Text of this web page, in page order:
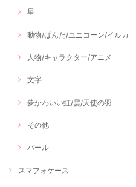
星
動物/ぱんだ/ユニコーン/イルカ
人物/キャラクター/アニメ
文字
夢かわいい虹/雲/天使の羽
その他
パール
スマフォケース